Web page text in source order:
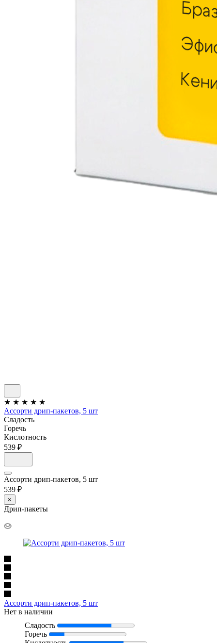
★ ★ ★ ★ ★
Ассорти дрип-пакетов, 5 шт
Сладость
Горечь
Кислотность
539 ₽
Ассорти дрип-пакетов, 5 шт
539 ₽
×
Дрип-пакеты
Ассорти дрип-пакетов, 5 шт
Нет в наличии
Сладость
Горечь